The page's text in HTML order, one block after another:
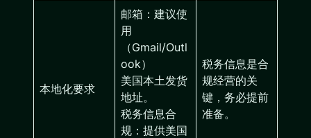
本地化要求
邮箱：建议使
用
（Gmail/Outl
ook）
美国本土发货
地址。
税务信息合
规：提供美国
税务信息是合
规经营的关
键，务必提前
准备。